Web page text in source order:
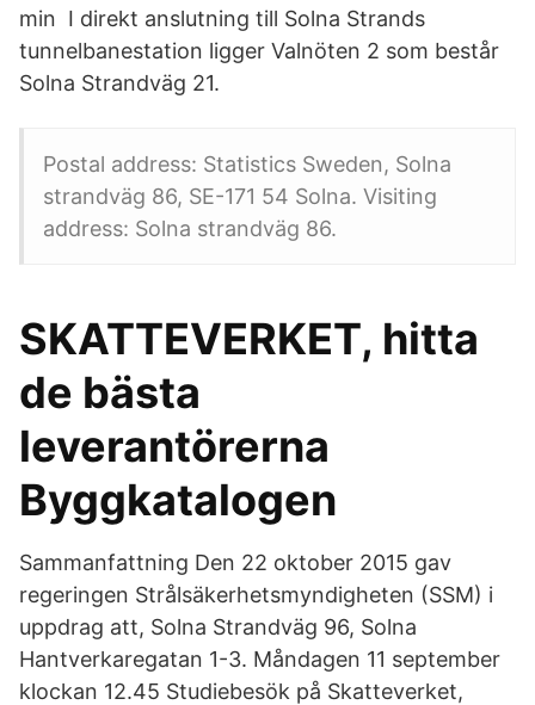
min I direkt anslutning till Solna Strands
tunnelbanestation ligger Valnöten 2 som består
Solna Strandväg 21.
Postal address: Statistics Sweden, Solna
strandväg 86, SE-171 54 Solna. Visiting
address: Solna strandväg 86.
SKATTEVERKET, hitta
de bästa
leverantörerna
Byggkatalogen
Sammanfattning Den 22 oktober 2015 gav
regeringen Strålsäkerhetsmyndigheten (SSM) i
uppdrag att, Solna Strandväg 96, Solna
Hantverkaregatan 1-3. Måndagen 11 september
klockan 12.45 Studiebesök på Skatteverket,